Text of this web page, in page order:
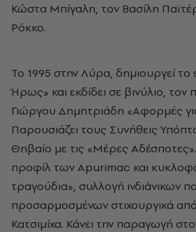
Κώστα Μπίγαλη, τον Βασίλη
Ρόκκο.
Το 1995 στην Λύρα, δημιουργεί
Ήρως» και εκδίδει σε βινύλιο,
Γιώργου Δημητριάδη «Αφορμές
Παρουσιάζει τους Συνήθεις
Θηβαίο με τις «Μέρες
προφίλ των Apurimac και
τραγούδια», συλλογή ινδιάνικων
προσαρμοσμένων στιχουργικά
Κατσιμίχα. Κάνει την παραγωγή